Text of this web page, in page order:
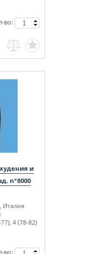
во:
и
n°8000
Италия
4 (78-82)
во: